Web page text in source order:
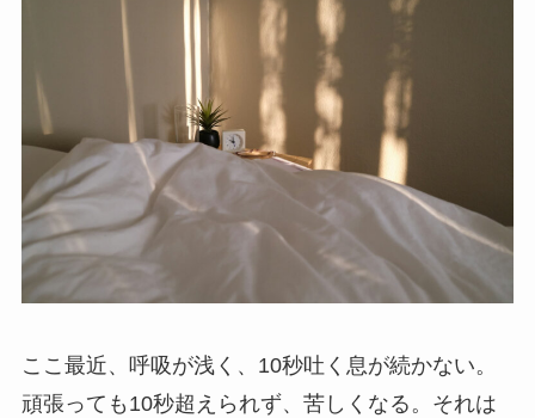
ここ最近、呼吸が浅く、10秒吐く息が続かない。
頑張っても10秒超えられず、苦しくなる。それは